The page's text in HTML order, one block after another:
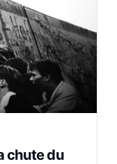
chute du